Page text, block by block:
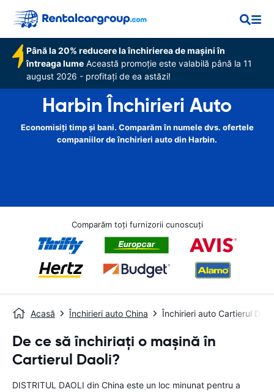
Până la 20% reducere la închirierea de mașini în
întreaga lume Această promoție este valabilă până la 11
august 2026 - profitați de ea astăzi!
Harbin Închirieri Auto
Economisiți timp și bani. Comparăm în numele dvs. ofertele
companiilor de închirieri auto din Harbin.
Comparăm toți furnizorii cunoscuți
Acasă Închirieri auto China Închirieri auto Cartierul Daoli
De ce să închiriați o mașină în
Cartierul Daoli?
DISTRITUL DAOLI din China este un loc minunat pentru a